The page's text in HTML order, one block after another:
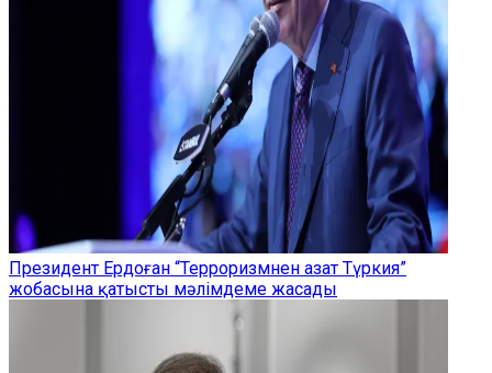
Президент Ердоған “Терроризмнен азат Түркия”
жобасына қатысты мәлімдеме жасады